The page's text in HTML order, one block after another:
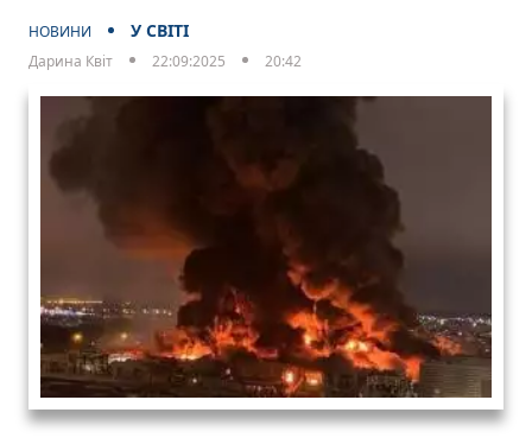
НОВИНИ У СВІТІ
Дарина Квіт 22:09:2025 20:42